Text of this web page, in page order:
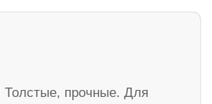
Толстые, прочные. Для